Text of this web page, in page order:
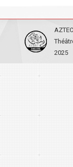
AZTEC
2025